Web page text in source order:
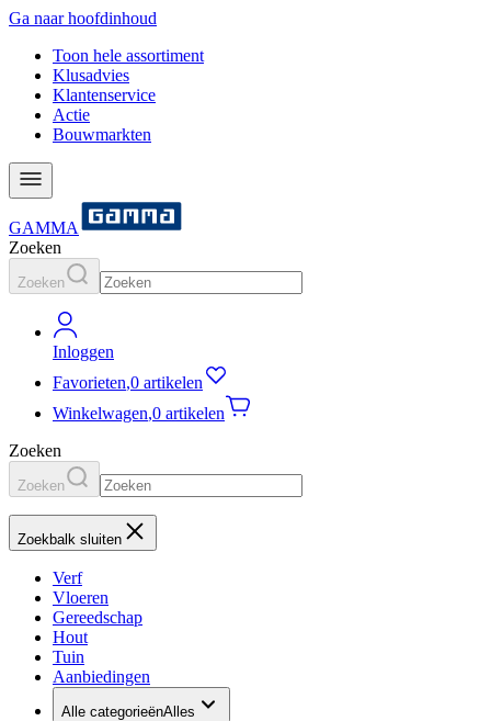
Ga naar hoofdinhoud
Toon hele assortiment
Klusadvies
Klantenservice
Actie
Bouwmarkten
GAMMA
Zoeken
Zoeken
Inloggen
Favorieten,0 artikelen
Winkelwagen,0 artikelen
Zoeken
Zoeken
Zoekbalk sluiten
Verf
Vloeren
Gereedschap
Hout
Tuin
Aanbiedingen
Alle categorieënAlles